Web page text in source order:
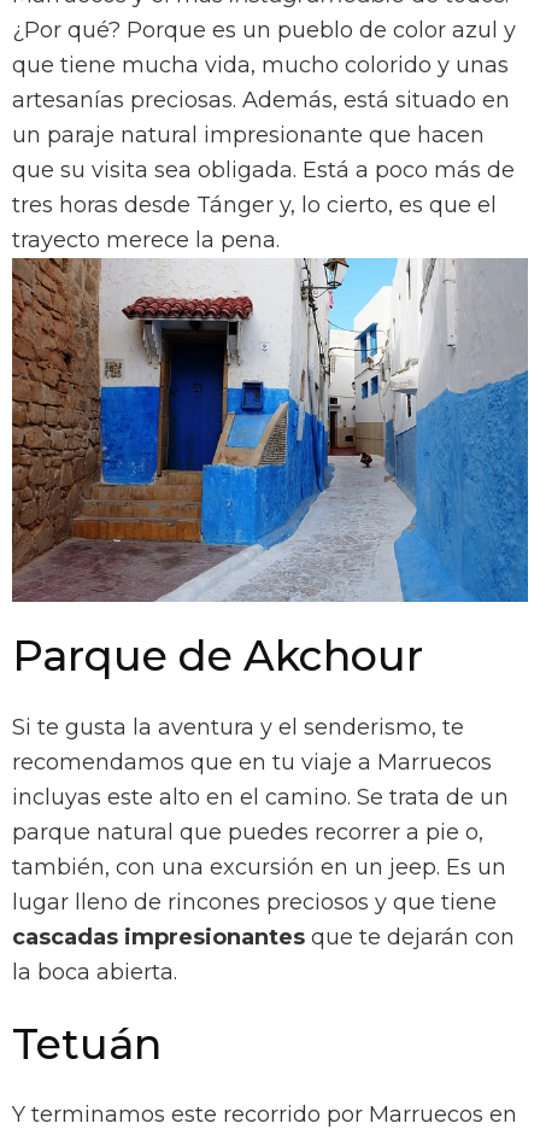
¿Por qué? Porque es un pueblo de color azul y
que tiene mucha vida, mucho colorido y unas
artesanías preciosas. Además, está situado en
un paraje natural impresionante que hacen
que su visita sea obligada. Está a poco más de
tres horas desde Tánger y, lo cierto, es que el
trayecto merece la pena.
Parque de Akchour
Si te gusta la aventura y el senderismo, te
recomendamos que en tu viaje a Marruecos
incluyas este alto en el camino. Se trata de un
parque natural que puedes recorrer a pie o,
también, con una excursión en un jeep. Es un
lugar lleno de rincones preciosos y que tiene
cascadas impresionantes que te dejarán con
la boca abierta.
Tetuán
Y terminamos este recorrido por Marruecos en